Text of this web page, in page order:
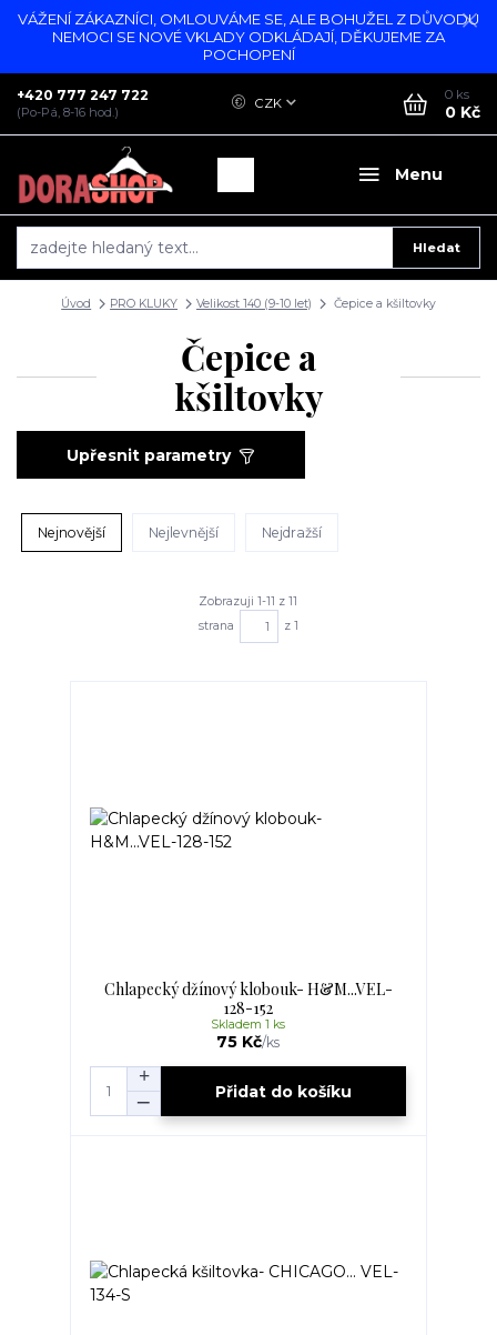
VÁŽENÍ ZÁKAZNÍCI, OMLOUVÁME SE, ALE BOHUŽEL Z DŮVODU
NEMOCI SE NOVÉ VKLADY ODKLÁDAJÍ, DĚKUJEME ZA
POCHOPENÍ
Menu
CZK
Hledat
+420 777 247 722
(Po-Pá, 8-16 hod.)
0 ks
0 Kč
Úvod PRO KLUKY Velikost 140 (9-10 let) Čepice a kšiltovky
Čepice a
kšiltovky
Upřesnit parametry
Nejnovější Nejlevnější Nejdražší
Zobrazuji 1-11 z 11
strana
z 1
Chlapecký džínový klobouk- H&M...VEL-
128-152
75 Kč/ks
Skladem 1 ks
Přidat do košíku